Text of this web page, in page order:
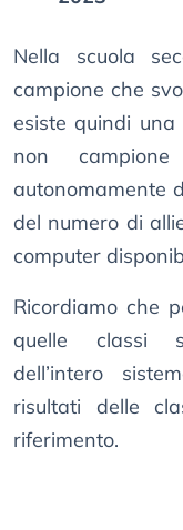
Nella scuola
campione che
esiste quindi una
non
autonomamente
del numero di
computer
Ricordiamo che
quelle classi
dell’intero
risultati delle
riferimento.